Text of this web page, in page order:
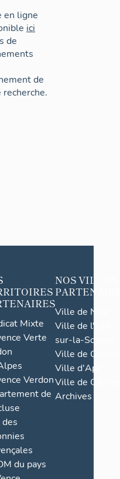
en ligne
ici
de
de
Mixte
Verte
Verdon
de
des
du pays
NOS VILLES
Ville de Nice
Ville de l'Isle-
sur-la-Sorgue
Ville de Grasse
Ville d'Apt
Ville de
Archives